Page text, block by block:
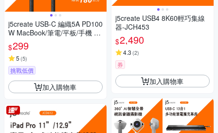
j5create USB-C 編織5A PD100
W MacBook/筆電/平板/手機 極
速快充傳輸線180cm – JUCX2
5L18
$299
5 (5)
挑戰低價
加入購物車
j5create USB4 8K60輕巧集線
器-JCH453
$2,490
4.3 (2)
券
加入購物車